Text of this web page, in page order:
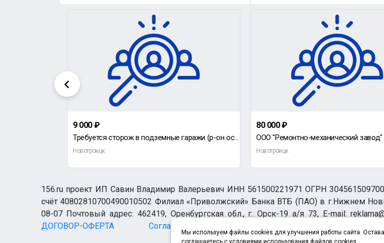
9 000 ₽
Требуется сторож в подземные гаражи (р-он остановки ПОЛИМЕР), мужчина пенсионного возраста, не злоуп
Новотроицк
80 000 ₽
Новотроицк
156.ru проект ИП Савин Владимир Валерьевич ИНН 561500221971 ОГРН
счёт 40802810700490010502 Филиал «Приволжский» Банка ВТБ (ПАО) в г.Нижнем
08-07 Почтовый адрес: 462419, Оренбургская обл., г. Орск-19 а/я 73, E-mail:
ДОГОВОР-ОФЕРТА
Согласие на обработку
Мы используем файлы cookies для улучшения работы сайта.
соглашаетесь с условиями использования файлов cookies.